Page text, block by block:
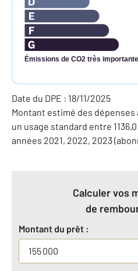
Émissions de CO2 très
Date du DPE : 18/11/2025
Montant estimé des
un usage standard entre
années 2021, 2022, 2023
Calculer vos
de
Montant du prêt :